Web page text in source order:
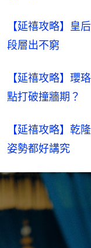
【延禧攻略】皇
段層出不窮
【延禧攻略】瓔
點打破撞牆期？
【延禧攻略】乾
姿勢都好講究